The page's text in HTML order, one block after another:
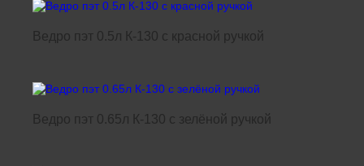
Ведро пэт 0.5л К-130 с красной ручкой
Ведро пэт 0.65л К-130 с зелёной ручкой